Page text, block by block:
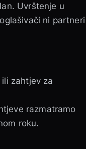
Uvrštenje u
ni partneri
zahtjev za
razmatramo
roku.